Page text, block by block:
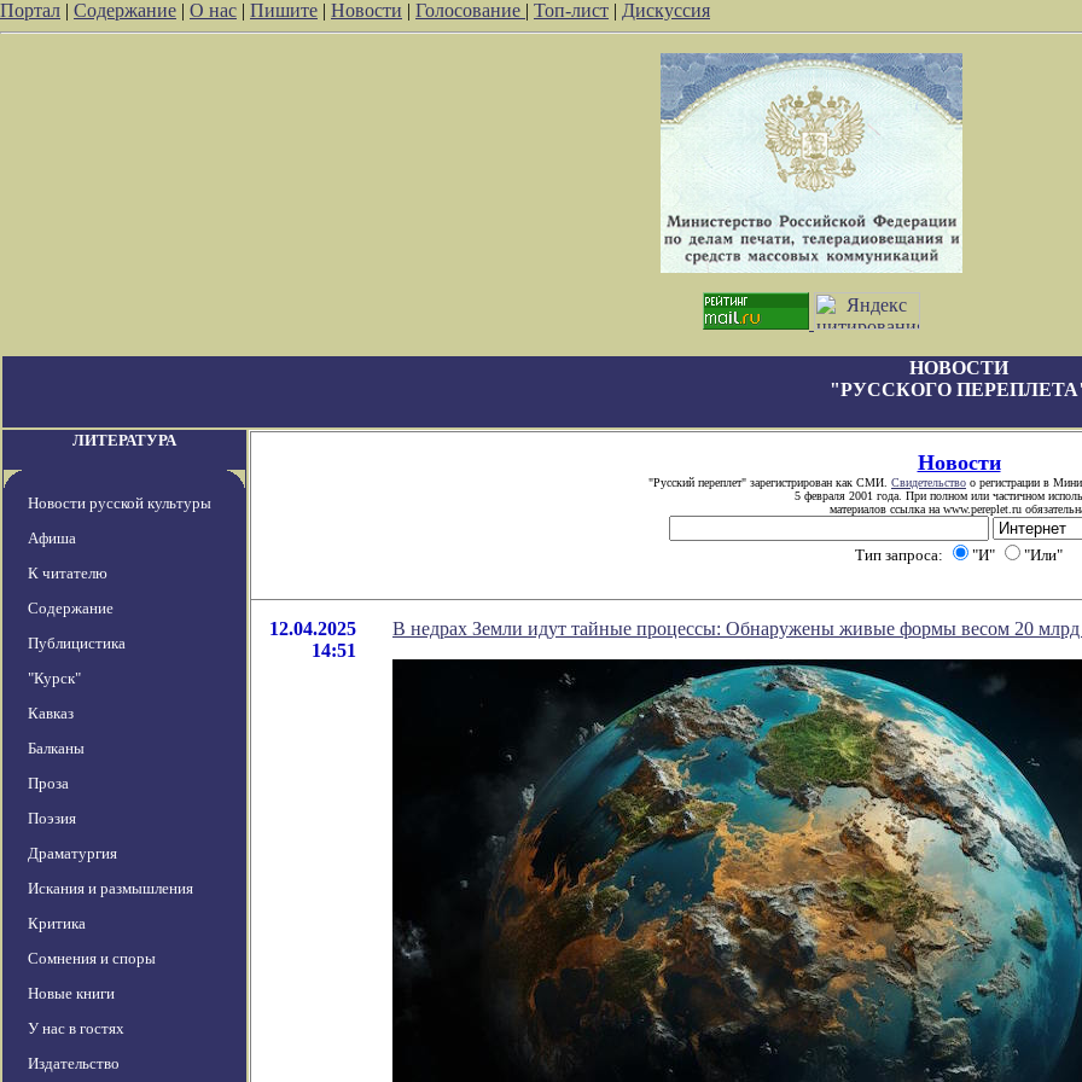
Портал | Содержание | О нас | Пишите | Новости | Голосование | Топ-лист | Дискуссия
НОВОСТИ
"РУССКОГО
ЛИТЕРАТУРА
Новости русской культуры
Афиша
К читателю
Содержание
Публицистика
"Курск"
Кавказ
Балканы
Проза
Поэзия
Драматургия
Искания и размышления
Критика
Сомнения и споры
Новые книги
У нас в гостях
Издательство
Новости
"Русский переплет" зарегистрирован как СМИ. Свидетельство о регистрации в
5 февраля 2001 года. При полном или частичном
материалов ссылка на www.pereplet.ru
Тип запроса: "И" "Или"
12.04.2025
14:51
В недрах Земли идут тайные процессы: Обнаружены живые формы весом 20